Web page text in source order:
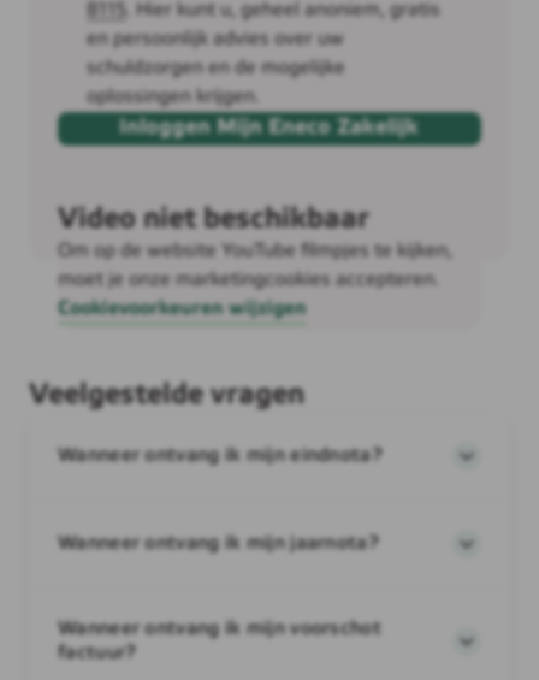
. Hier kunt u, geheel anoniem, gratis
en persoonlijk advies over uw
schuldzorgen en de mogelijke
oplossingen krijgen.
Inloggen Mijn Eneco Zakelijk
Video niet beschikbaar
Om op de website YouTube filmpjes te kijken,
moet je onze marketingcookies accepteren.
Cookievoorkeuren wijzigen
Veelgestelde vragen
Wanneer ontvang ik mijn eindnota?
Wanneer ontvang ik mijn jaarnota?
Wanneer ontvang ik mijn voorschot
factuur?